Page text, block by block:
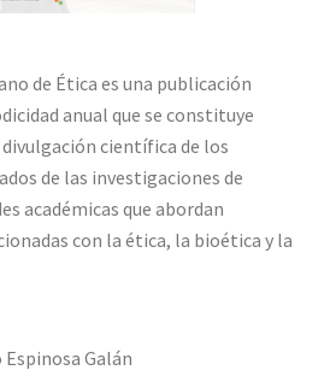
de Ética es una publicación
anual que se constituye
científica de los
de las investigaciones de
académicas que abordan
con la ética, la bioética y la
Galán